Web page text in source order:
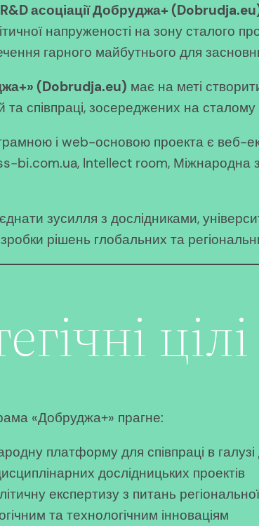
асоціації Добруджа+ (Dobrudja.eu
напруженості на зону сталого
гарного майбутнього для
(Dobrudja.eu) має на меті
та співпраці, зосереджених на
і web-основою проекта є
bi.com.ua, Intellect room, Міжнародна
зусилля з дослідниками,
рішень глобальних та
«Добруджа+» прагне:
платформу для співпраці в
дослідницьких проектів
експертизу з питань
та технологічним інноваціям